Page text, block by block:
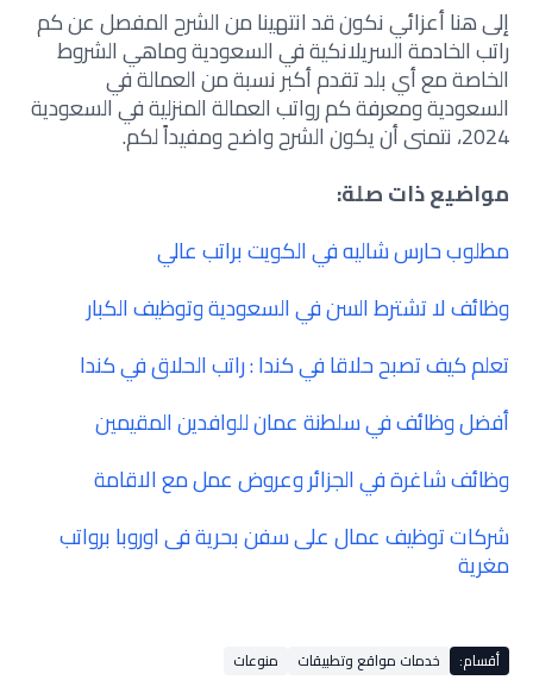
إلى هنا أعزائي نكون قد انتهينا من الشرح المفصل عن كم
راتب الخادمة السريلانكية في السعودية وماهي الشروط
الخاصة مع أي بلد تقدم أكبر نسبة من العمالة في
السعودية ومعرفة كم رواتب العمالة المنزلية في السعودية
2024، نتمنى أن يكون الشرح واضح ومفيداً لكم.
مواضيع ذات صلة:
مطلوب حارس شاليه في الكويت براتب عالي
وظائف لا تشترط السن في السعودية وتوظيف الكبار
تعلم كيف تصبح حلاقا في كندا : راتب الحلاق في كندا
أفضل وظائف في سلطنة عمان للوافدين المقيمين
وظائف شاغرة في الجزائر وعروض عمل مع الاقامة
شركات توظيف عمال على سفن بحرية فى اوروبا برواتب
مغرية
أقسام: خدمات مواقع وتطبيقات منوعات